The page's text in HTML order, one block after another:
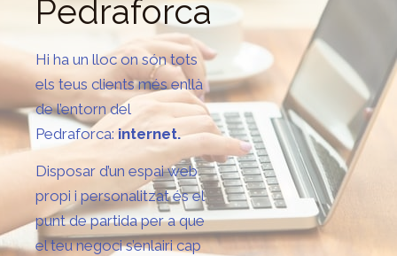
Pedraforca
Hi ha un lloc on són tots
els teus clients més enllà
de l’entorn del
Pedraforca: internet.
Disposar d’un espai web
propi i personalitzat és el
punt de partida per a que
el teu negoci s’enlairi cap